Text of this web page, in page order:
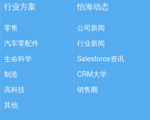
行业方案
零售
汽车零配件
生命科学
制造
高科技
其他
怡海动态
公司新闻
行业新闻
Salesforce资讯
CRM大学
销售圈